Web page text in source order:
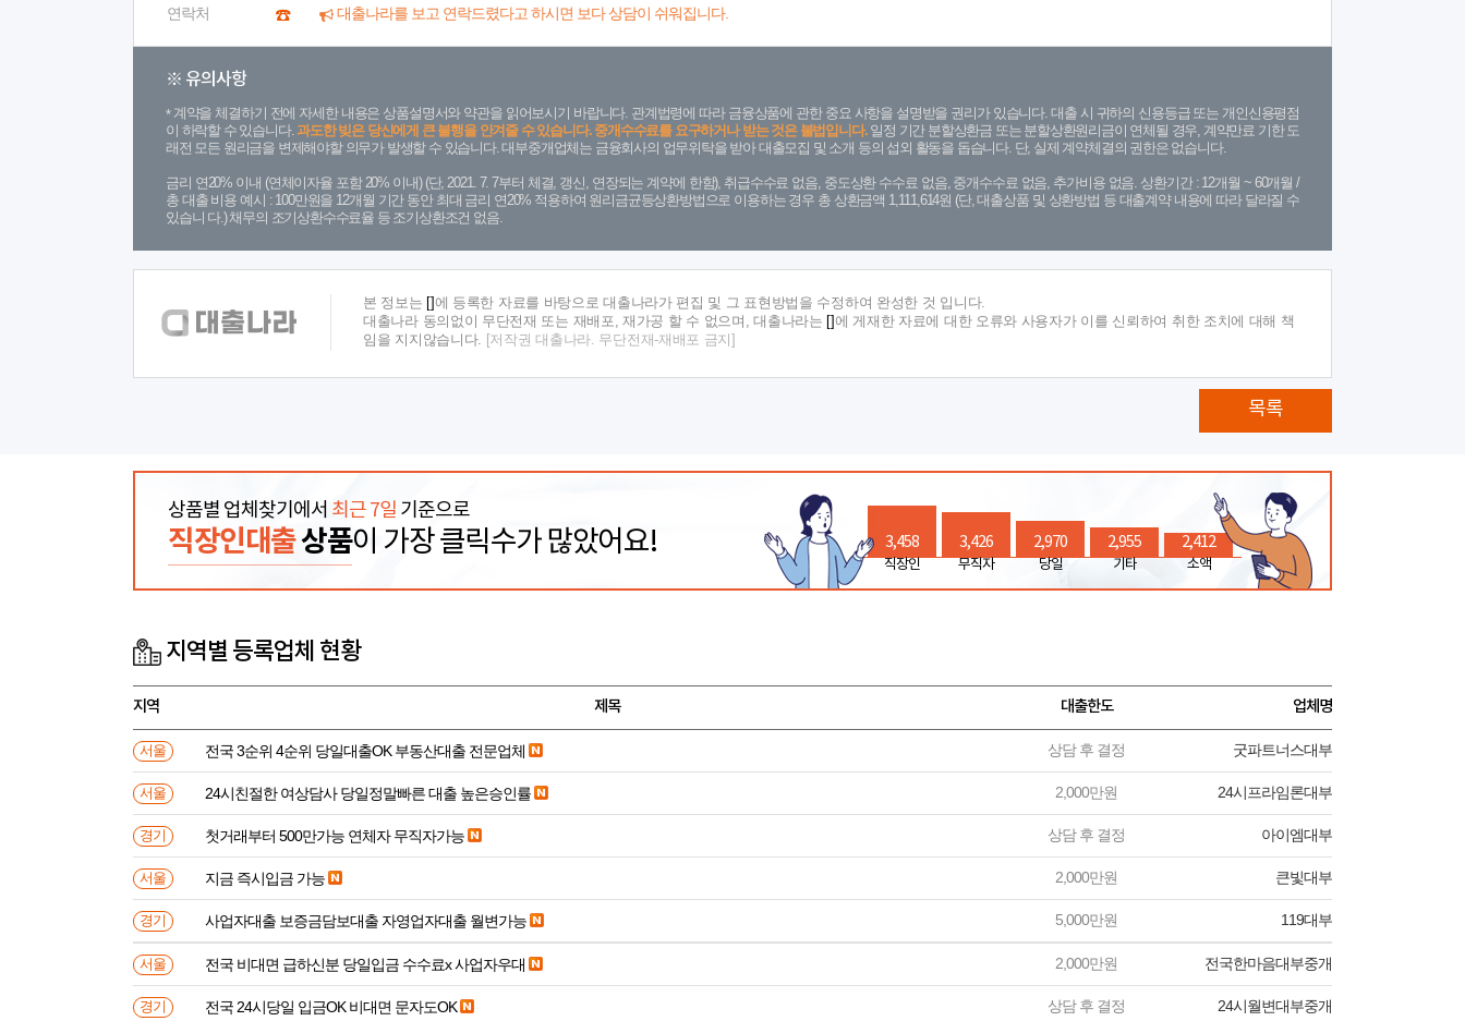
연락처
대출나라를 보고 연락드렸다고 하시면 보다 상담이 쉬워집니다.
※ 유의사항
계약을 체결하기 전에 자세한 내용은 상품설명서와 약관을 읽어보시기 바랍니다. 관계법령에 따라 금융상품에 관한 중요 사항을 설명받을 권리가 있습니다. 대출 시 귀하의 신용등급 또는 개인신용평점
이 하락할 수 있습니다.과도한 빚은 당신에게 큰 불행을 안겨줄 수 있습니다. 중개수수료를 요구하거나 받는 것은 불법입니다.일정 기간 분할상환금 또는 분할상환원리금이 연체될 경우, 계약만료 기한 도
래전 모든 원리금을 변제해야할 의무가 발생할 수 있습니다. 대부중개업체는 금융회사의 업무위탁을 받아 대출모집 및 소개 등의 섭외 활동을 돕습니다. 단, 실제 계약체결의 권한은 없습니다.
금리 연20% 이내 (연체이자율 포함 20% 이내) (단, 2021. 7. 7부터 체결, 갱신, 연장되는 계약에 한함), 취급수수료 없음, 중도상환 수수료 없음, 중개수수료 없음, 추가비용 없음. 상환기간 : 12개월 ~ 60개월 /
총 대출 비용 예시 : 100만원을 12개월 기간 동안 최대 금리 연20% 적용하여 원리금균등상환방법으로 이용하는 경우 총 상환금액 1,111,614원 (단, 대출상품 및 상환방법 등 대출계약 내용에 따라 달라질 수
있습니 다.) 채무의 조기상환수수료율 등 조기상환조건 없음.
본 정보는
에 등록한 자료를 바탕으로 대출나라가 편집 및 그 표현방법을 수정하여 완성한 것 입니다.
대출나라 동의없이 무단전재 또는 재배포, 재가공 할 수 없으며, 대출나라는
에 게재한 자료에 대한 오류와 사용자가 이를 신뢰하여 취한 조치에 대해 책
임을 지지않습니다.
[저작권 대출나라. 무단전재-재배포 금지]
목록
상품별 업체찾기에서 최근 7일 기준으로
직장인대출상품이 가장 클릭수가 많았어요! 3,458
직장인
3,426
무직자
2,970
당일
2,955
기타
2,412
소액
지역별 등록업체 현황
지역 제목 대출한도 업체명
서울 전국 3순위 4순위 당일대출OK 부동산대출 전문업체 상담 후 결정 굿파트너스대부
서울 24시친절한 여상담사 당일정말빠른 대출 높은승인률 2,000만원 24시프라임론대부
경기 첫거래부터 500만가능 연체자 무직자가능 상담 후 결정 아이엠대부
서울 지금 즉시입금 가능 2,000만원 큰빛대부
경기 사업자대출 보증금담보대출 자영업자대출 월변가능 5,000만원 119대부
서울 전국 비대면 급하신분 당일입금 수수료x 사업자우대 2,000만원 전국한마음대부중개
경기 전국 24시당일 입금OK 비대면 문자도OK 상담 후 결정 24시월변대부중개